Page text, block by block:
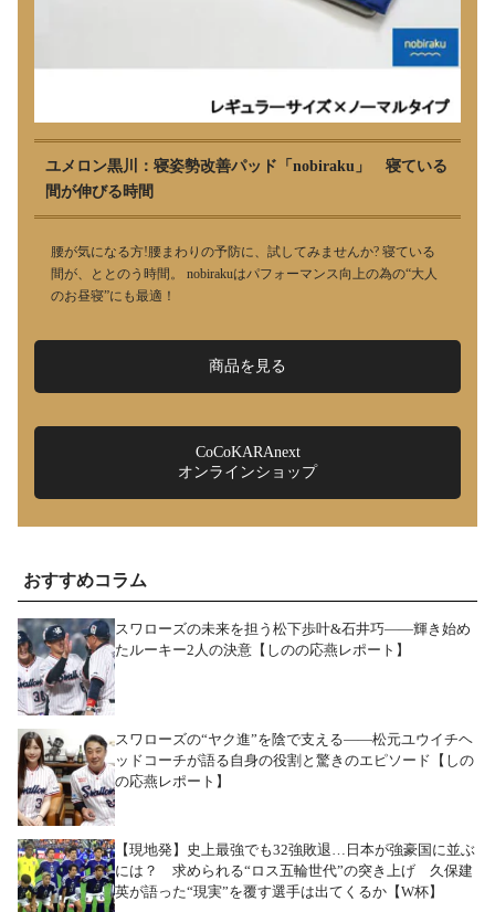
ユメロン黒川：寝姿勢改善パッド「nobiraku」 寝ている
間が伸びる時間
腰が気になる方!腰まわりの予防に、試してみませんか? 寝ている
間が、ととのう時間。 nobirakuはパフォーマンス向上の為の“大人
のお昼寝”にも最適！
商品を見る
CoCoKARAnext
オンラインショップ
おすすめコラム
スワローズの未来を担う松下歩叶&石井巧――輝き始め
たルーキー2人の決意【しのの応燕レポート】
スワローズの“ヤク進”を陰で支える――松元ユウイチヘ
ッドコーチが語る自身の役割と驚きのエピソード【しの
の応燕レポート】
【現地発】史上最強でも32強敗退…日本が強豪国に並ぶ
には？ 求められる“ロス五輪世代”の突き上げ 久保建
英が語った“現実”を覆す選手は出てくるか【W杯】